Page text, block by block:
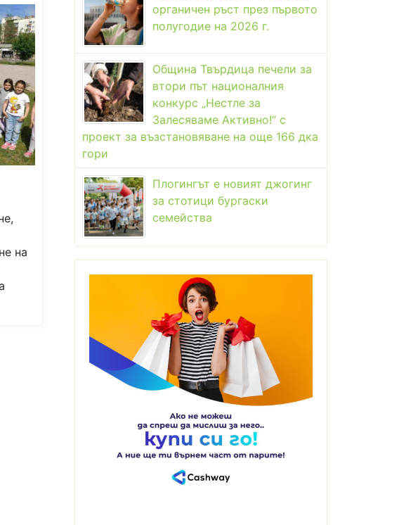
на
органичен ръст през първото
полугодие на 2026 г.
Община Твърдица печели за
втори път националния
конкурс „Нестле за
Залесяваме Активно!“ с
проект за възстановяване на още 166 дка
гори
Плогингът е новият джогинг
за стотици бургаски
семейства